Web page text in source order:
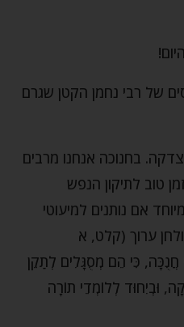
של רבי נחמן הקטן שגרם
בחנוכה אנחנו מרבים
טוב לתיקון הנפש
אם נותנים למיעוטי
ערוך (קלט, א
כִּי הֵם מְסֻגָּלִים לְתַקֵן
וּבְיִחוּד לְלוֹמְדֵי תוֹרָה